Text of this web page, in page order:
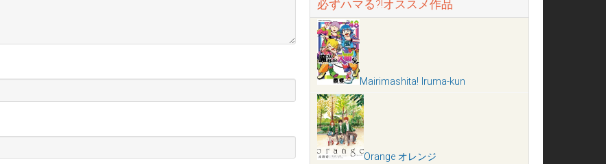
必ずハマる?!オススメ作品
Mairimashita! Iruma-kun
Orange オレンジ